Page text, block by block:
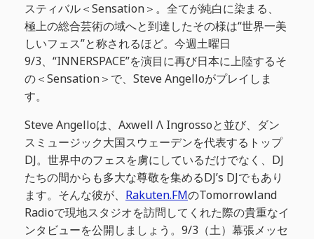
スティバル＜Sensation＞。全てが純白に染まる、
極上の総合芸術の域へと到達したその様は“世界一美
しいフェス”と称されるほど。今週土曜日
9/3、“INNERSPACE”を演目に再び日本に上陸するそ
の＜Sensation＞で、Steve Angelloがプレイしま
す。
Steve Angelloは、Axwell Λ Ingrossoと並び、ダン
スミュージック大国スウェーデンを代表するトップ
DJ。世界中のフェスを虜にしているだけでなく、DJ
たちの間からも多大な尊敬を集めるDJ’s DJでもあり
ます。そんな彼が、 Rakuten.FMのTomorrowland
Radioで現地スタジオを訪問してくれた際の貴重なイ
ンタビューを公開しましょう。9/3（土）幕張メッセ